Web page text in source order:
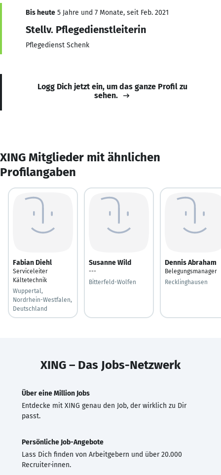
Bis heute 5 Jahre und 7 Monate, seit Feb. 2021
Stellv. Pflegedienstleiterin
Pflegedienst Schenk
Logg Dich jetzt ein, um das ganze Profil zu
sehen.
XING Mitglieder mit ähnlichen
Profilangaben
Fabian Diehl
Serviceleiter
Kältetechnik
Wuppertal,
Nordrhein-Westfalen,
Deutschland
Susanne Wild
---
Bitterfeld-Wolfen
Dennis Abraham
Belegungsmanager
Recklinghausen
XING – Das Jobs-Netzwerk
Über eine Million Jobs
Entdecke mit XING genau den Job, der wirklich zu Dir
passt.
Persönliche Job-Angebote
Lass Dich finden von Arbeitgebern und über 20.000
Recruiter·innen.